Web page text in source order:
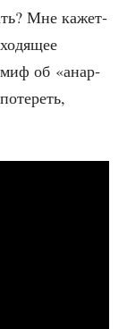
Мне кажет­
миф об «анар­